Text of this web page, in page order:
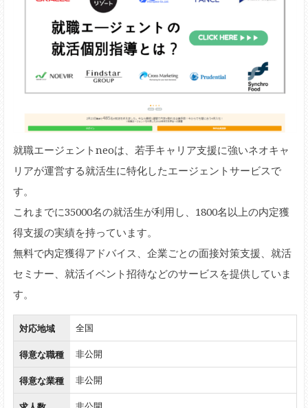
就職エージェントneoは、若手キャリア支援に強いネオキャ
リアが運営する就活生に特化したエージェントサービスで
す。
これまでに35000名の就活生が利用し、1800名以上の内定獲
得支援の実績を持っています。
無料で内定獲得アドバイス、企業ごとの面接対策支援、就活
セミナー、就活イベント招待などのサービスを提供していま
す。
対応地域 全国
得意な職種 非公開
得意な業種 非公開